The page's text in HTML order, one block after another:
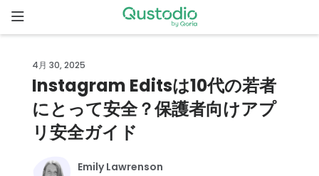
to
content
Qustodio
が選ばれ
4月 30, 2025
Instagram Editsは10代の若者
にとって安全？保護者向けアプ
リ安全ガイド
Emily Lawrenson